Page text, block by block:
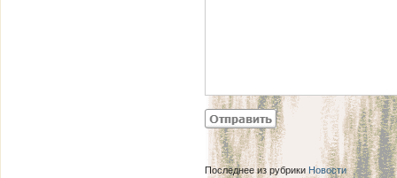
Последнее из рубрики Новости